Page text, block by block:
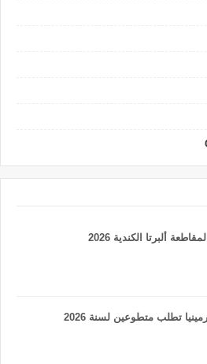
ألبرتا الكندية 2026
تطلب متطوعين لسنة 2026